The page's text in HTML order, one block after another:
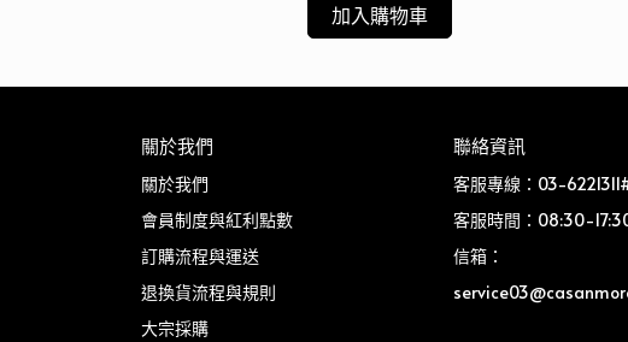
加入購物車
關於我們
關於我們
會員制度與紅利點數
訂購流程與運送
退換貨流程與規則
大宗採購
聯絡資訊
客服專線：03-
客服時間：08:30-
信箱：